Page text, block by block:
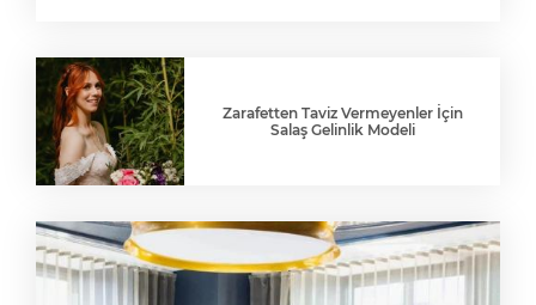
Zarafetten Taviz Vermeyenler İçin
Salaş Gelinlik Modeli